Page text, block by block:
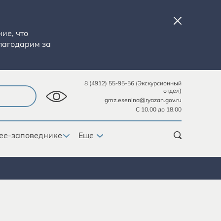
что
за
8 (4912) 55-95-56 (Экскурсионный
отдел)
gmz.esenina@ryazan.gov.ru
С 10.00 до 18.00
заповеднике Еще